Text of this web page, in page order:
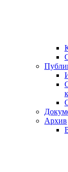
Архив